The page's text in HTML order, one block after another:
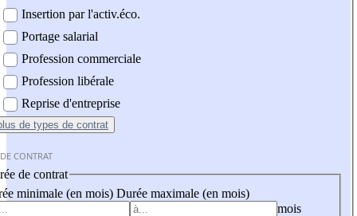
Insertion par l'activ.éco.
Portage salarial
Profession commerciale
Profession libérale
Reprise d'entreprise
de types de contrat
CONTRAT
de contrat
minimale (en mois) Durée maximale (en mois)
mois